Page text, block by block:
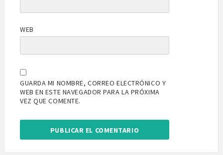
WEB
GUARDA MI NOMBRE, CORREO ELECTRÓNICO Y
WEB EN ESTE NAVEGADOR PARA LA PRÓXIMA
VEZ QUE COMENTE.